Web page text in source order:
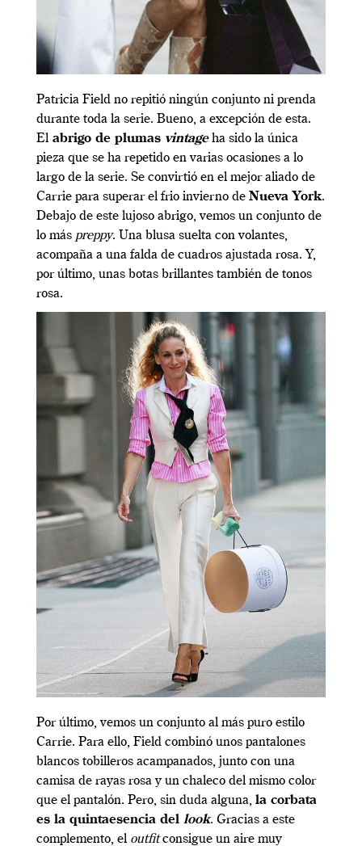
Patricia Field no repitió ningún conjunto ni prenda
durante toda la serie. Bueno, a excepción de esta.
El abrigo de plumas vintageha sido la única
pieza que se ha repetido en varias ocasiones a lo
largo de la serie. Se convirtió en el mejor aliado de
Carrie para superar el frio invierno de Nueva York.
Debajo de este lujoso abrigo, vemos un conjunto de
lo más preppy. Una blusa suelta con volantes,
acompaña a una falda de cuadros ajustada rosa. Y,
por último, unas botas brillantes también de tonos
rosa.
Por último, vemos un conjunto al más puro estilo
Carrie. Para ello, Field combinó unos pantalones
blancos tobilleros acampanados, junto con una
camisa de rayas rosa y un chaleco del mismo color
que el pantalón. Pero, sin duda alguna, la corbata
es la quintaesencia del look. Gracias a este
complemento, el outfitconsigue un aire muy